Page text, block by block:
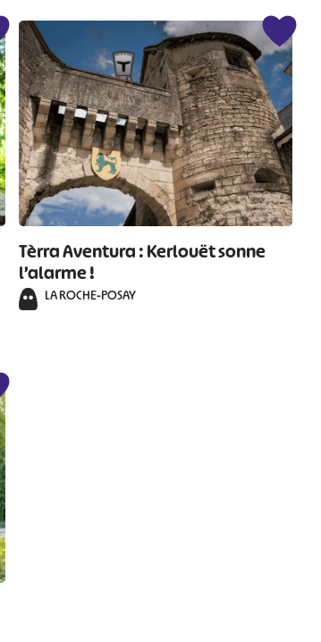
Tèrra Aventura : Kerlouët sonne
l’alarme !
LA ROCHE-POSAY